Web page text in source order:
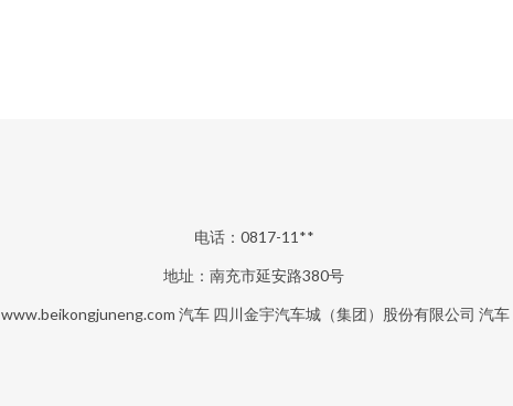
电话：0817-11**
地址：南充市延安路380号
www.beikongjuneng.com 汽车 四川金宇汽车城（集团）股份有限公司 汽车